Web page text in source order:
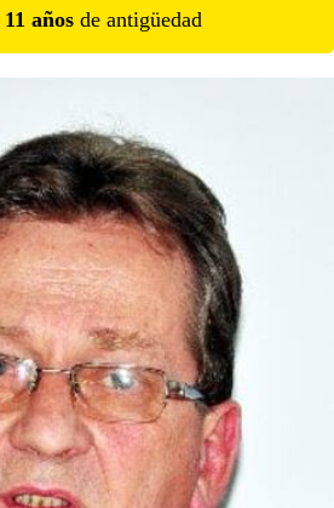
11 años de antigüedad